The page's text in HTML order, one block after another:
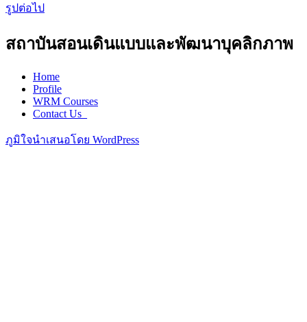
รูปต่อไป
สถาบันสอนเดินแบบและพัฒนาบุคลิกภาพ
Home
Profile
WRM Courses
Contact Us_
ภูมิใจนำเสนอโดย WordPress